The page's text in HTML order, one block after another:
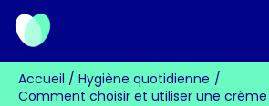
Aller
contenu
Accueil
Hygiène quotidienne
Comment choisir et utiliser une